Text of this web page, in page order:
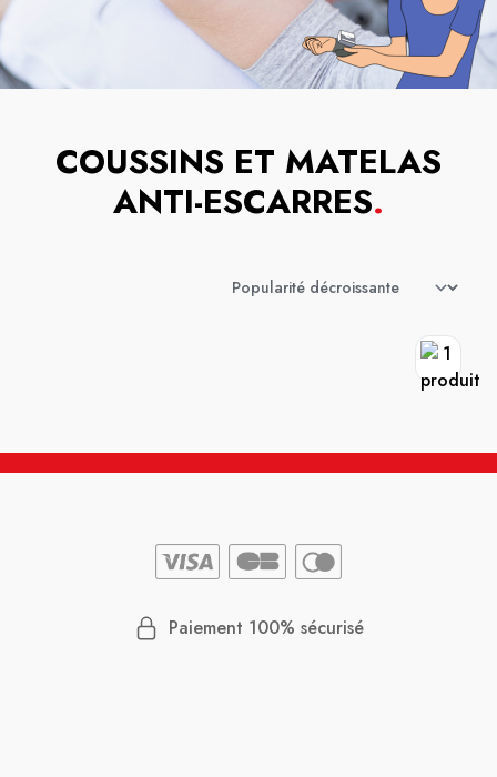
COUSSINS ET MATELAS
ANTI-ESCARRES.
Paiement 100% sécurisé